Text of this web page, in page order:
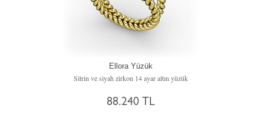
Ellora Yüzük
Sitrin ve siyah zirkon 14 ayar altın yüzük
88.240 TL